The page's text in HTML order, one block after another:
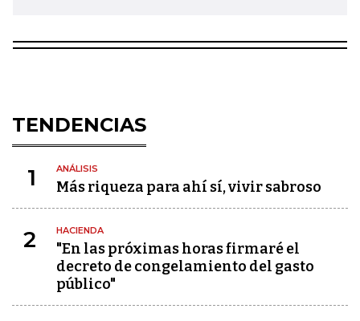
TENDENCIAS
1 ANÁLISIS
Más riqueza para ahí sí, vivir sabroso
2 HACIENDA
"En las próximas horas firmaré el
decreto de congelamiento del gasto
público"